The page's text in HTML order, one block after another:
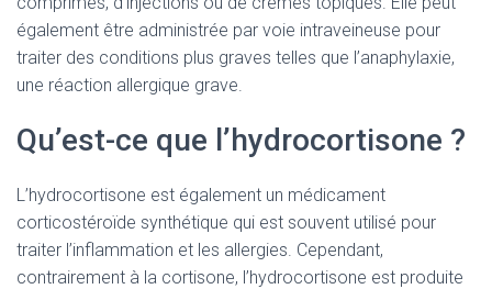
également être administrée par voie intraveineuse pour
traiter des conditions plus graves telles que l’anaphylaxie,
une réaction allergique grave.
Qu’est-ce que l’hydrocortisone ?
L’hydrocortisone est également un médicament
corticostéroïde synthétique qui est souvent utilisé pour
traiter l’inflammation et les allergies. Cependant,
contrairement à la cortisone, l’hydrocortisone est produite